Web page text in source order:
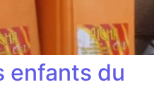
enfants du